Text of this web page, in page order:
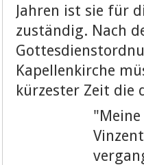
Jahren ist sie für
zuständig. Nach
Kapellenkirche
kürzester Zeit